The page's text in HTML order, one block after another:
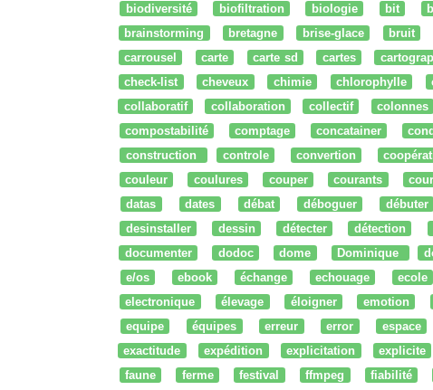
biodiversité
biofiltration biologie bit
brainstorming
bretagne brise-glace bruit
carrousel
carte carte sd cartes
check-list
cheveux chimie chlorophylle
collaboratif
collaboration collectif colonnes
compostabilité
comptage concatainer
construction
controle convertion
couleur
coulures couper courants
datas
dates débat déboguer débuter
desinstaller
dessin détecter détection
documenter
dodoc dome Dominique
e/os
ebook échange echouage ecole
electronique
élevage éloigner emotion
equipe
équipes erreur error espace
exactitude
expédition explicitation explicite
faune
ferme festival ffmpeg fiabilité